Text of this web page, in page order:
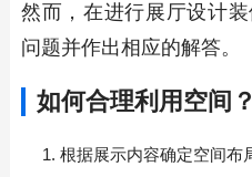
然而，在进行展厅设计
问题并作出相应的解答。
如何合理利用空间？
根据展示内容确定空间布